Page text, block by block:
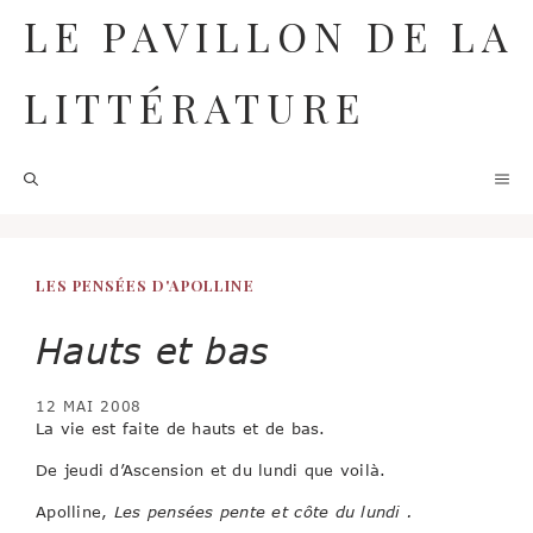
contenu
LE PAVILLON DE LA
LITTÉRATURE
LES PENSÉES D'APOLLINE
Hauts et bas
12 MAI 2008
La vie est faite de hauts et de bas.
De jeudi d’Ascension et du lundi que voilà.
Apolline, Les pensées pente et côte du lundi .